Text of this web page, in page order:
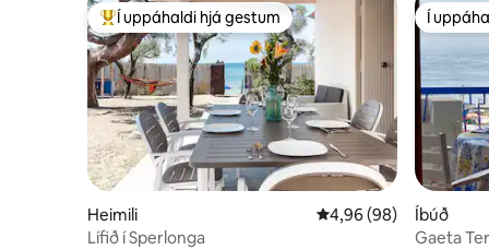
Í mestu uppáhaldi hjá gestum
Í uppáhaldi hjá gestum
Heimili 4,96 af 5 í
4,96 (98)
Lífið í Sperlonga
Í
Í
Íbúð
Gaeta